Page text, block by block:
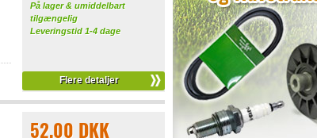
På lager & umiddelbart
tilgængelig
Leveringstid 1-4 dage
Flere detaljer
52,00 DKK